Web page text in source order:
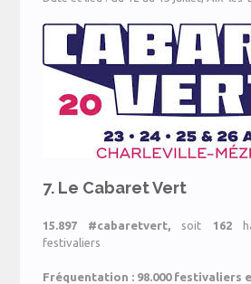
7. Le Cabaret Vert
15.897 #cabaretvert, soit 162
festivaliers
Fréquentation : 98.000 festivaliers